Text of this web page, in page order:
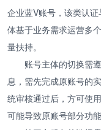
企业蓝V账号，该类认
体基于业务需求运营多
量扶持。
账号主体的切换需
息，需先完成原账号的
统审核通过后，方可使
可能导致原账号部分功能